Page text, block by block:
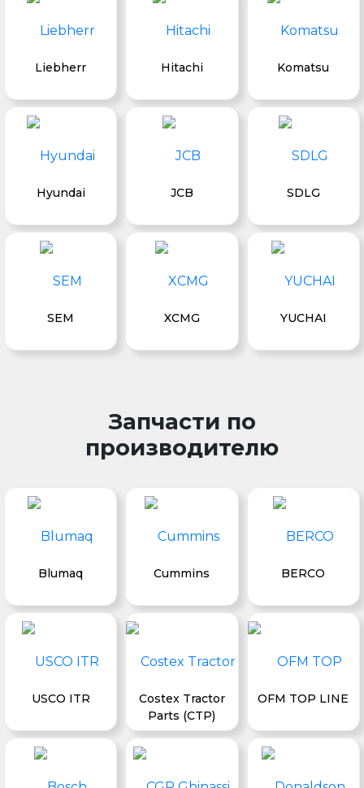
Liebherr Hitachi Komatsu
Hyundai JCB SDLG
SEM XCMG YUCHAI
Запчасти по
производителю
Blumaq Cummins BERCO
USCO ITR
Costex Tractor
Parts (CTP)
OFM TOP LINE